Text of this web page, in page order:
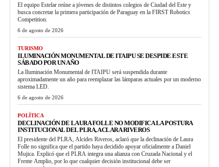
El equipo Estelar reúne a jóvenes de distintos colegios de Ciudad del Este y
busca concretar la primera participación de Paraguay en la FIRST Robotics
Competition.
6 de agosto de 2026
TURISMO
ILUMINACIÓN MONUMENTAL DE ITAIPU SE DESPIDE ESTE
SÁBADO POR UN AÑO
La Iluminación Monumental de ITAIPU será suspendida durante
aproximadamente un año para reemplazar las lámparas actuales por un moderno
sistema LED.
6 de agosto de 2026
POLÍTICA
DECLINACIÓN DE LAURA FOLLE NO MODIFICA LA POSTURA
INSTITUCIONAL DEL PLRA, ACLARA RIVEROS
El presidente del PLRA, Alcides Riveros, aclaró que la declinación de Laura
Folle no significa que el partido haya decidido apoyar oficialmente a Daniel
Mujica. Explicó que el PLRA integra una alianza con Cruzada Nacional y el
Frente Amplio, por lo que cualquier decisión institucional debe ser